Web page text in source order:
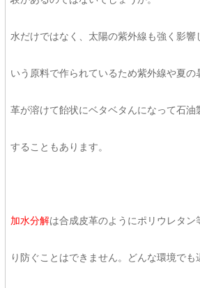
水だけではなく、太陽の紫外線も強く影響
いう原料で作られているため紫外線や夏の
革が溶けて飴状にベタベタんになって石油
することもあります。
加水分解は合成皮革のようにポリウレタン
り防ぐことはできません。どんな環境でも